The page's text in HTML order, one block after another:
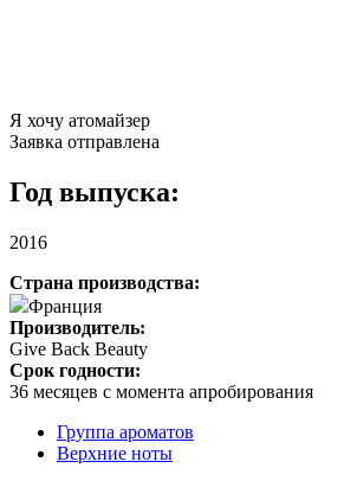
Я хочу атомайзер
Заявка отправлена
Год выпуска:
2016
Страна производства:
Франция
Производитель:
Give Back Beauty
Срок годности:
36 месяцев с момента апробирования
Группа ароматов
Верхние ноты